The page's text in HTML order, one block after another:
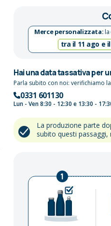
Merce personalizzata:la
tra il 11 ago e
Hai una data tassativa per
Parla subito con noi: verifichiamo
0331 601130
Lun - Ven 8:30 - 12:30 e 13:30 -
La produzione parte
subito questi
1